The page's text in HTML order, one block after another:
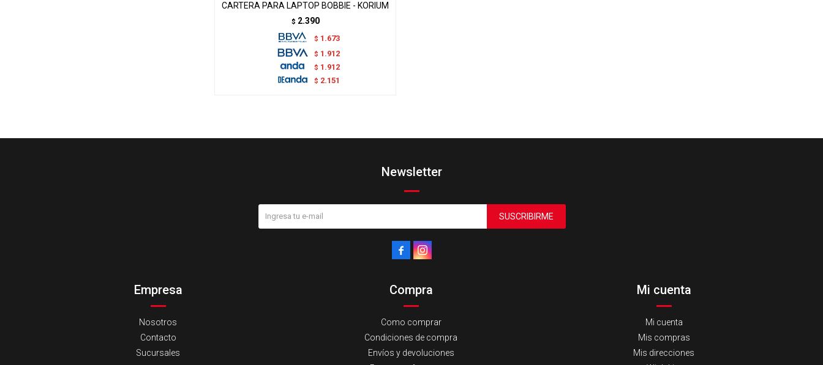
CARTERA PARA LAPTOP BOBBIE - KORIUM
$ 2.390
$ 1.673
$ 1.912
$ 1.912
$ 2.151
Empresa
Nosotros
Contacto
Sucursales
Compra
Como comprar
Condiciones de compra
Envíos y devoluciones
Mi cuenta
Mi cuenta
Mis compras
Mis direcciones
Newsletter
SUSCRIBIRME
 